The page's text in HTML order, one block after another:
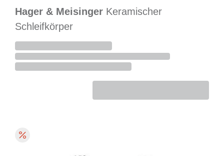
Hager & Meisinger Keramischer
Schleifkörper